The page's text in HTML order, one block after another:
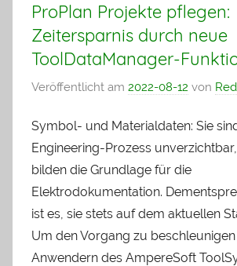
ProPlan Projekte pflegen:
Zeitersparnis durch neue
ToolDataManager-
Veröffentlicht am 2022-08-12 von
Symbol- und Materialdaten: Sie
Engineering-Prozess
bilden die Grundlage für die
Elektrodokumentation.
ist es, sie stets auf dem aktuellen
Um den Vorgang zu
Anwendern des AmpereSoft